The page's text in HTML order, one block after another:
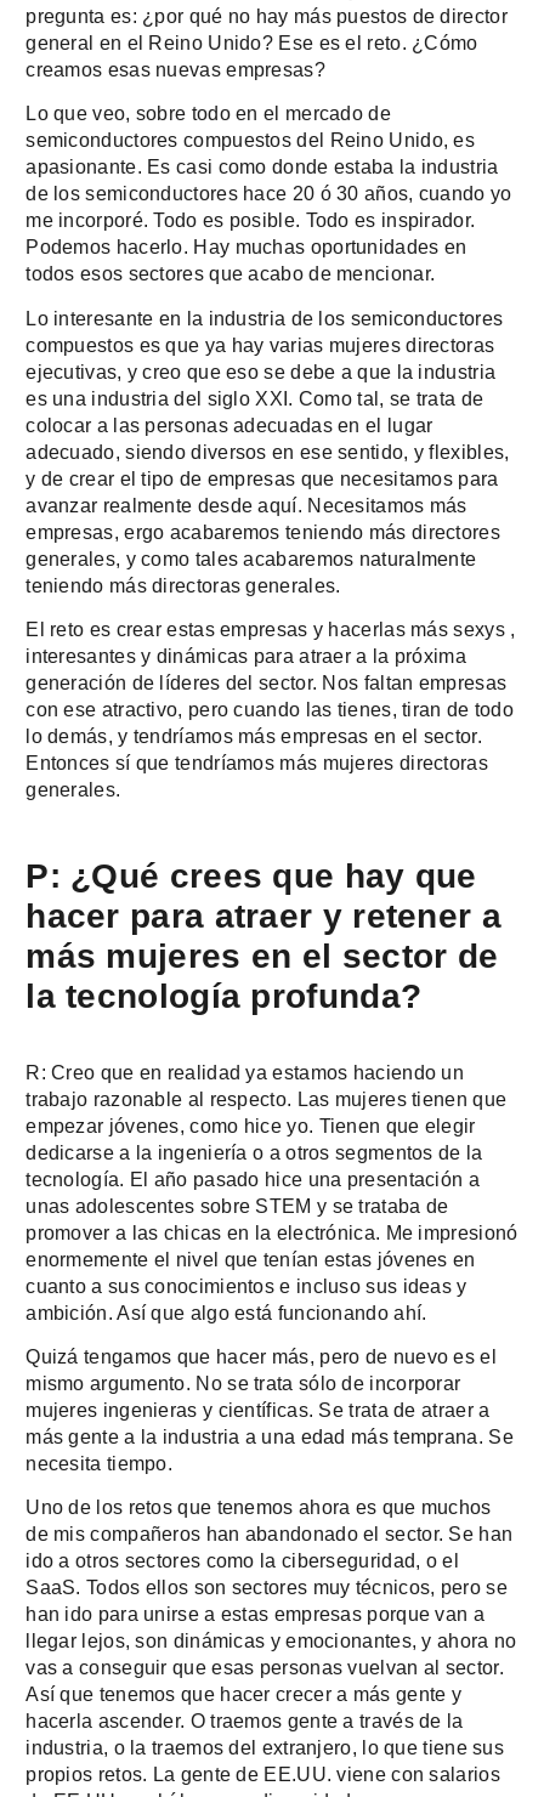
pregunta es: ¿por qué no hay más puestos de director
general en el Reino Unido? Ese es el reto. ¿Cómo
creamos esas nuevas empresas?
Lo que veo, sobre todo en el mercado de
semiconductores compuestos del Reino Unido, es
apasionante. Es casi como donde estaba la industria
de los semiconductores hace 20 ó 30 años, cuando yo
me incorporé. Todo es posible. Todo es inspirador.
Podemos hacerlo. Hay muchas oportunidades en
todos esos sectores que acabo de mencionar.
Lo interesante en la industria de los semiconductores
compuestos es que ya hay varias mujeres directoras
ejecutivas, y creo que eso se debe a que la industria
es una industria del siglo XXI. Como tal, se trata de
colocar a las personas adecuadas en el lugar
adecuado, siendo diversos en ese sentido, y flexibles,
y de crear el tipo de empresas que necesitamos para
avanzar realmente desde aquí. Necesitamos más
empresas, ergo acabaremos teniendo más directores
generales, y como tales acabaremos naturalmente
teniendo más directoras generales.
El reto es crear estas empresas y hacerlas más sexys ,
interesantes y dinámicas para atraer a la próxima
generación de líderes del sector. Nos faltan empresas
con ese atractivo, pero cuando las tienes, tiran de todo
lo demás, y tendríamos más empresas en el sector.
Entonces sí que tendríamos más mujeres directoras
generales.
P: ¿Qué crees que hay que
hacer para atraer y retener a
más mujeres en el sector de
la tecnología profunda?
R: Creo que en realidad ya estamos haciendo un
trabajo razonable al respecto. Las mujeres tienen que
empezar jóvenes, como hice yo. Tienen que elegir
dedicarse a la ingeniería o a otros segmentos de la
tecnología. El año pasado hice una presentación a
unas adolescentes sobre STEM y se trataba de
promover a las chicas en la electrónica. Me impresionó
enormemente el nivel que tenían estas jóvenes en
cuanto a sus conocimientos e incluso sus ideas y
ambición. Así que algo está funcionando ahí.
Quizá tengamos que hacer más, pero de nuevo es el
mismo argumento. No se trata sólo de incorporar
mujeres ingenieras y científicas. Se trata de atraer a
más gente a la industria a una edad más temprana. Se
necesita tiempo.
Uno de los retos que tenemos ahora es que muchos
de mis compañeros han abandonado el sector. Se han
ido a otros sectores como la ciberseguridad, o el
SaaS. Todos ellos son sectores muy técnicos, pero se
han ido para unirse a estas empresas porque van a
llegar lejos, son dinámicas y emocionantes, y ahora no
vas a conseguir que esas personas vuelvan al sector.
Así que tenemos que hacer crecer a más gente y
hacerla ascender. O traemos gente a través de la
industria, o la traemos del extranjero, lo que tiene sus
propios retos. La gente de EE.UU. viene con salarios